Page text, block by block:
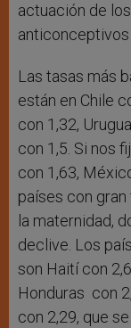
actuación de
anticonceptivos
Las tasas más
están en Chile
con 1,32,
con 1,5. Si nos
con 1,63,
países con
la maternidad,
declive. Los
son Haití con
Honduras con
con 2,29, que